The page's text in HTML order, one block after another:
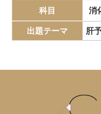
インフリキシマブ エ
エピペン エリスロ
カン
科目 消
出題テーマ 肝